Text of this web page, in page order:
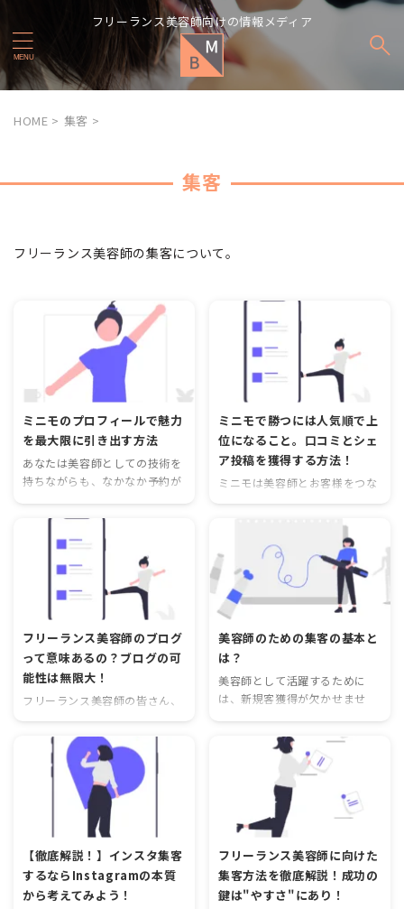
フリーランス美容師向けの情報メディア
HOME > 集客 >
集客
フリーランス美容師の集客について。
ミニモのプロフィールで魅力
を最大限に引き出す方法
あなたは美容師としての技術を
持ちながらも、なかなか予約が
んか？実は、その原因はプロフ
ィールにあるかもしれません。
ミニモのプロフィールは、あな
たの個性や魅力を最大限に引き
出すための重要なツールです。
そこで今回は、ミニモのプロフ
ィールに沿った興味深いタイト
ルをご紹介します。 プロフィー
ル写真を魅力的に プロフィール
写真は、最初に客に与える印象
を左右する重要な要素です。自
させることで、興味を持っても
らうことができます。相手にど
んな印象を与えたいのかを考え
ミニモで勝つには人気順で上
位になること。口コミとシェ
ア投稿を獲得する方法！
ミニモは美容師とお客様をつな
ぐプラットフォームとして人気
約が入らないという悩みを抱え
ている美容師も多いのではない
でしょうか？ ミニモで予約が入
らないと悩んでいる美容師にと
って、人気順で上位に表示され
なら、ユーザーは検索結果の上
位に表示された美容師に注目
し、予約を入れる傾向があるか
らです。では、どのようにして
るのでしょうか？ 人気順で上位
になるためには 以下に、人気順
で上位になるための方法をご紹
介します。 口コミを積極的に集
フリーランス美容師のブログ
って意味あるの？ブログの可
能性は無限大！
フリーランス美容師の皆さん、
自分のスキルや経験を活かして
仕事をしたいと思っていません
か？集客のためには様々な方法
がありますが、その中でもブロ
グは非常に有効な手段の一つで
す。では、なぜフリーランス美
容師にとってブログが意味ある
てみましょう。 ブログが集客に
つながる理由 フリーランス美容
師の場合、多かれ少なかれ常に
美容師のための集客の基本と
は？
美容師として活躍するために
は、新規客獲得が欠かせませ
ジ、SNSを活用した集客方法は
多岐にわたり、どれを選べば効
果的なのか迷ってしまうことも
あるでしょう。そこで、今回は
集客のための美容師のための実
践的な方法についてご紹介しま
す。 集客の基本を押さえよう
美容師として新規客を獲得する
ためには、まずは集客の基本を
押さえることが重要です。以下
【徹底解説！】インスタ集客
するならInstagramの本質
から考えてみよう！
フリーランス美容師に向けた
集客方法を徹底解説！成功の
鍵は"やすさ"にあり！